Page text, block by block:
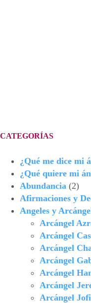
CATEGORÍAS
¿Qué me dice mi
¿Qué quiere mi
Abundancia (2)
Afirmaciones y
Angeles y
Arcángel
Arcángel
Arcángel
Arcángel
Arcángel
Arcángel
Arcángel